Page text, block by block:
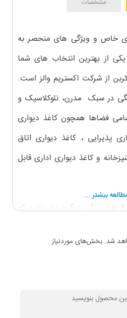
مشخصات
خاص و ویژگی های منحصر به
از بهترین انتخاب های شما
از شرکت اکستریم والز است.
در سبک مدرن، نئوکلاسیک و
فضاها همچون کاغذ دیواری
پذیرایی ، کاغذ دیواری اتاق
و کاغذ دیواری اداری قابل
همچنین این طرح دارای 7 طیف رنگی دیگر نیز می‌باشد که
۱۰۰۵۴ ۱۰۰۵۵ ،۱۰۰۵۷
بیشتر ...
شد. بخش‌های موردنیاز